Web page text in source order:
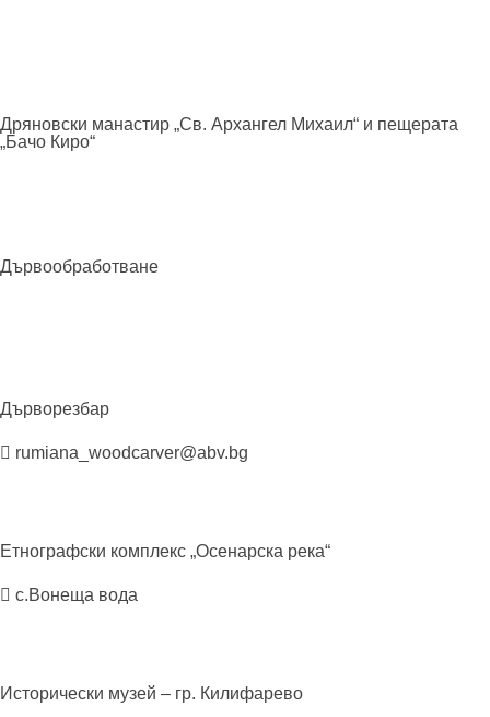
Дряновски манастир „Св. Архангел Михаил“ и пещерата
„Бачо Киро“
Дървообработване
Дърворезбар
rumiana_woodcarver@abv.bg
Етнографски комплекс „Осенарска река“
с.Вонеща вода
Исторически музей – гр. Килифарево